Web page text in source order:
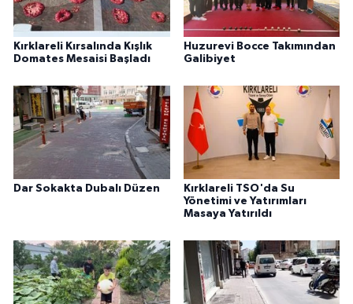
Kırklareli Kırsalında Kışlık
Domates Mesaisi Başladı
Huzurevi Bocce Takımından
Galibiyet
Dar Sokakta Dubalı Düzen
Kırklareli TSO'da Su
Yönetimi ve Yatırımları
Masaya Yatırıldı